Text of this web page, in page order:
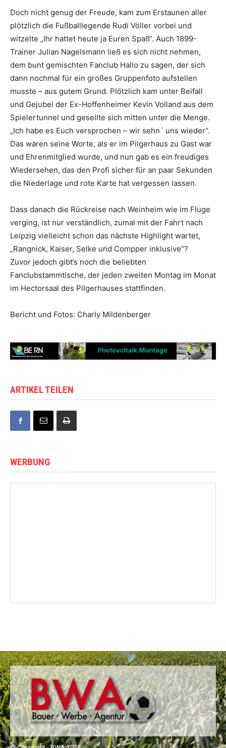
Doch nicht genug der Freude, kam zum Erstaunen aller
plötzlich die Fußballlegende Rudi Völler vorbei und
witzelte „Ihr hattet heute ja Euren Spaß“. Auch 1899-
Trainer Julian Nagelsmann ließ es sich nicht nehmen,
dem bunt gemischten Fanclub Hallo zu sagen, der sich
dann nochmal für ein großes Gruppenfoto aufstellen
musste – aus gutem Grund. Plötzlich kam unter Beifall
und Gejubel der Ex-Hoffenheimer Kevin Volland aus dem
Spielertunnel und gesellte sich mitten unter die Menge.
„Ich habe es Euch versprochen – wir sehn´ uns wieder“.
Das waren seine Worte, als er im Pilgerhaus zu Gast war
und Ehrenmitglied wurde, und nun gab es ein freudiges
Wiedersehen, das den Profi sicher für an paar Sekunden
die Niederlage und rote Karte hat vergessen lassen.
Dass danach die Rückreise nach Weinheim wie im Fluge
verging, ist nur verständlich, zumal mit der Fahrt nach
Leipzig vielleicht schon das nächste Highlight wartet,
„Rangnick, Kaiser, Selke und Compper inklusive“?
Zuvor jedoch gibt’s noch die beliebten
Fanclubstammtische, der jeden zweiten Montag im Monat
im Hectorsaal des Pilgerhauses stattfinden.
Bericht und Fotos: Charly Mildenberger
ARTIKEL TEILEN
WERBUNG